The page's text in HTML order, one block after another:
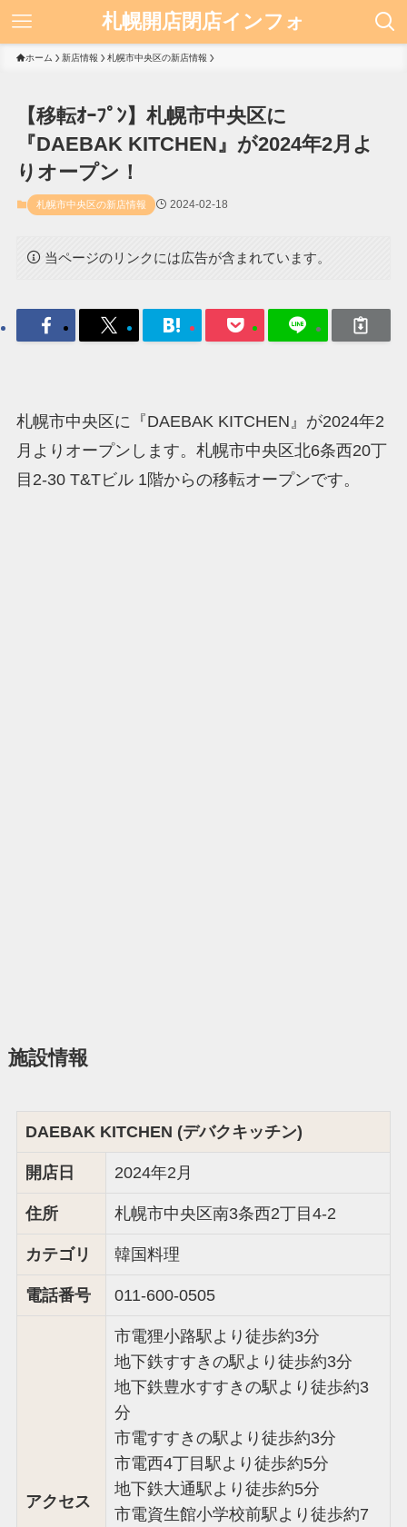
札幌開店閉店インフォ
ホーム 新店情報 札幌市中央区の新店情報
【移転ｵｰﾌﾟﾝ】札幌市中央区に
『DAEBAK KITCHEN』が2024年2月よ
りオープン！
札幌市中央区の新店情報 2024-02-18
当ページのリンクには広告が含まれています。
札幌市中央区に『DAEBAK KITCHEN』が2024年2
月よりオープンします。札幌市中央区北6条西20丁
目2-30 T&Tビル 1階からの移転オープンです。
施設情報
DAEBAK KITCHEN (デバクキッチン)
開店日 2024年2月
住所 札幌市中央区南3条西2丁目4-2
カテゴリ 韓国料理
電話番号 011-600-0505
アクセス
市電狸小路駅より徒歩約3分
地下鉄すすきの駅より徒歩約3分
地下鉄豊水すすきの駅より徒歩約3
分
市電すすきの駅より徒歩約3分
市電西4丁目駅より徒歩約5分
地下鉄大通駅より徒歩約5分
市電資生館小学校前駅より徒歩約7